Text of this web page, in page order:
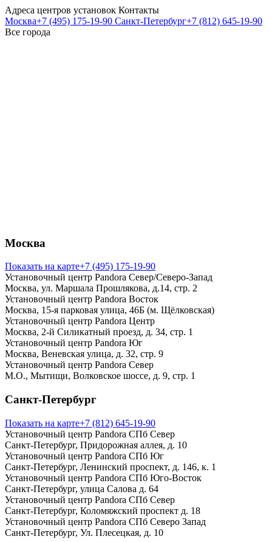
Адреса центров установок Контакты
Москва+7 (495) 175-19-90 Санкт-Петербург+7 (812) 645-19-90
Все города
Москва
Показать на карте+7 (495) 175-19-90
Установочный центр Pandora Север/Северо-Запад
Москва, ул. Маршала Прошлякова, д.14, стр. 2
Установочный центр Pandora Восток
Москва, 15-я парковая улица, 46Б (м. Щёлковская)
Установочный центр Pandora Центр
Москва, 2-й Силикатный проезд, д. 34, стр. 1
Установочный центр Pandora Юг
Москва, Веневская улица, д. 32, стр. 9
Установочный центр Pandora Север
М.О., Мытищи, Волковское шоссе, д. 9, стр. 1
Санкт-Петербург
Показать на карте+7 (812) 645-19-90
Установочный центр Pandora СПб Север
Санкт-Петербург, Придорожная аллея, д. 10
Установочный центр Pandora СПб Юг
Санкт-Петербург, Ленинский проспект, д. 146, к. 1
Установочный центр Pandora СПб Юго-Восток
Санкт-Петербург, улица Салова д. 64
Установочный центр Pandora СПб Север
Санкт-Петербург, Коломяжский проспект д. 18
Установочный центр Pandora СПб Северо Запад
Санкт-Петербург, Ул. Плесецкая, д. 10